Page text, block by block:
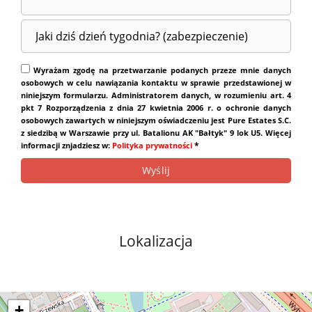
Wyrażam zgodę na przetwarzanie podanych przeze mnie danych
osobowych w celu nawiązania kontaktu w sprawie przedstawionej w
niniejszym formularzu. Administratorem danych, w rozumieniu art. 4
pkt 7 Rozporządzenia z dnia 27 kwietnia 2006 r. o ochronie danych
osobowych zawartych w niniejszym oświadczeniu jest Pure Estates S.C.
z siedzibą w Warszawie przy ul. Batalionu AK "Bałtyk" 9 lok U5. Więcej
informacji znjadziesz w: Polityka prywatności *
Lokalizacja